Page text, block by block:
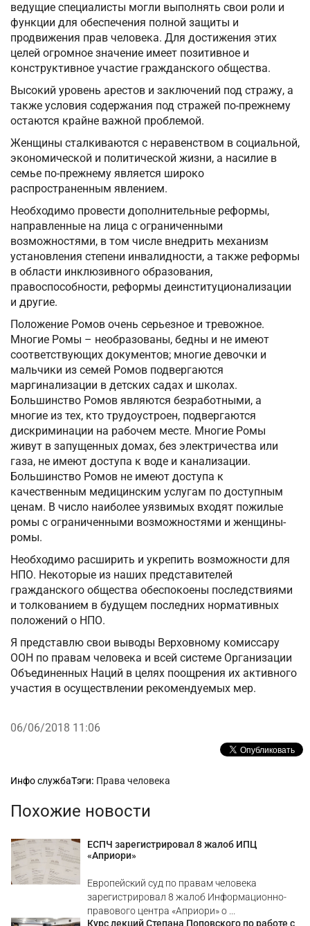
ведущие специалисты могли выполнять свои роли и
функции для обеспечения полной защиты и
продвижения прав человека. Для достижения этих
целей огромное значение имеет позитивное и
конструктивное участие гражданского общества.
Высокий уровень арестов и заключений под стражу, а
также условия содержания под стражей по-прежнему
остаются крайне важной проблемой.
Женщины сталкиваются с неравенством в социальной,
экономической и политической жизни, а насилие в
семье по-прежнему является широко
распространенным явлением.
Необходимо провести дополнительные реформы,
направленные на лица с ограниченными
возможностями, в том числе внедрить механизм
установления степени инвалидности, а также реформы
в области инклюзивного образования,
правоспособности, реформы деинституционализации
и другие.
Положение Ромов очень серьезное и тревожное.
Многие Ромы – необразованы, бедны и не имеют
соответствующих документов; многие девочки и
мальчики из семей Ромов подвергаются
маргинализации в детских садах и школах.
Большинство Ромов являются безработными, а
многие из тех, кто трудоустроен, подвергаются
дискриминации на рабочем месте. Многие Ромы
живут в запущенных домах, без электричества или
газа, не имеют доступа к воде и канализации.
Большинство Ромов не имеют доступа к
качественным медицинским услугам по доступным
ценам. В число наиболее уязвимых входят пожилые
ромы с ограниченными возможностями и женщины-
ромы.
Необходимо расширить и укрепить возможности для
НПО. Некоторые из наших представителей
гражданского общества обеспокоены последствиями
и толкованием в будущем последних нормативных
положений о НПО.
Я представлю свои выводы Верховному комиссару
ООН по правам человека и всей системе Организации
Объединенных Наций в целях поощрения их активного
участия в осуществлении рекомендуемых мер.
06/06/2018 11:06
Рубрики
Инфо службаТэги: Права человека
Похожие новости
ЕСПЧ зарегистрировал 8 жалоб ИПЦ
«Априори»
Европейский суд по правам человека
зарегистрировал 8 жалоб Информационно-
правового центра «Априори» о ...
Курс лекций Степана Поповского по работе с